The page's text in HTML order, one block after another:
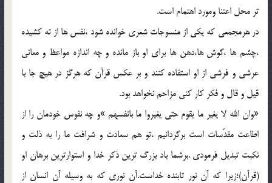
تر محل اعتنا ومورد اهتمام است.
در هرمجمعي که يکي از منسوجات شعري خوانده شود ،نفس ها از ته کشيده
،چشم ها ،گوش ها،دهن ها براي او باز مانده و چه اندازه مواعظ و معاني
عرشي و فرشي از او استفاده کنند و بر عکس قرآن که هرگز در هيچ جا با
قيل و قال و فکر کار کني مزاحم نخواهد بود.
«وان الله لا يغير ما يقوم حتي يغيروا ما بانفسهم »و چه نفوس خودمان را از
اطاعت مقدّسات است برگردانيم ،تو هم سعادت و شرافت ما را به ذلت و
نکبت تبديل فرمودي .برشما باد بزرگ ترين ذکر خدا و استوارترين برهان او
(قرآن)؛زيرا که آن نور تابنده خداست.آن نوري که به وسيله آن انسان از